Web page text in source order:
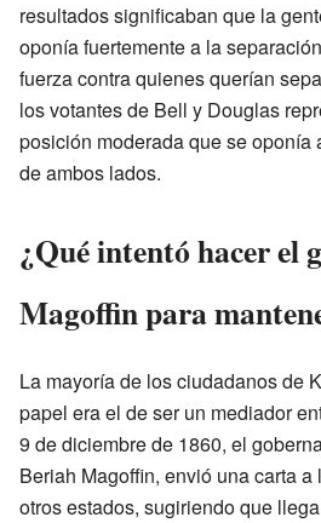
resultados significaban que la
oponía fuertemente a la
fuerza contra quienes querían
los votantes de Bell y Douglas
posición moderada que se oponía
de ambos lados.
¿Qué intentó hacer el
Magoffin para
La mayoría de los ciudadanos de
papel era el de ser un mediador
9 de diciembre de 1860, el
Beriah Magoffin, envió una carta
otros estados, sugiriendo que